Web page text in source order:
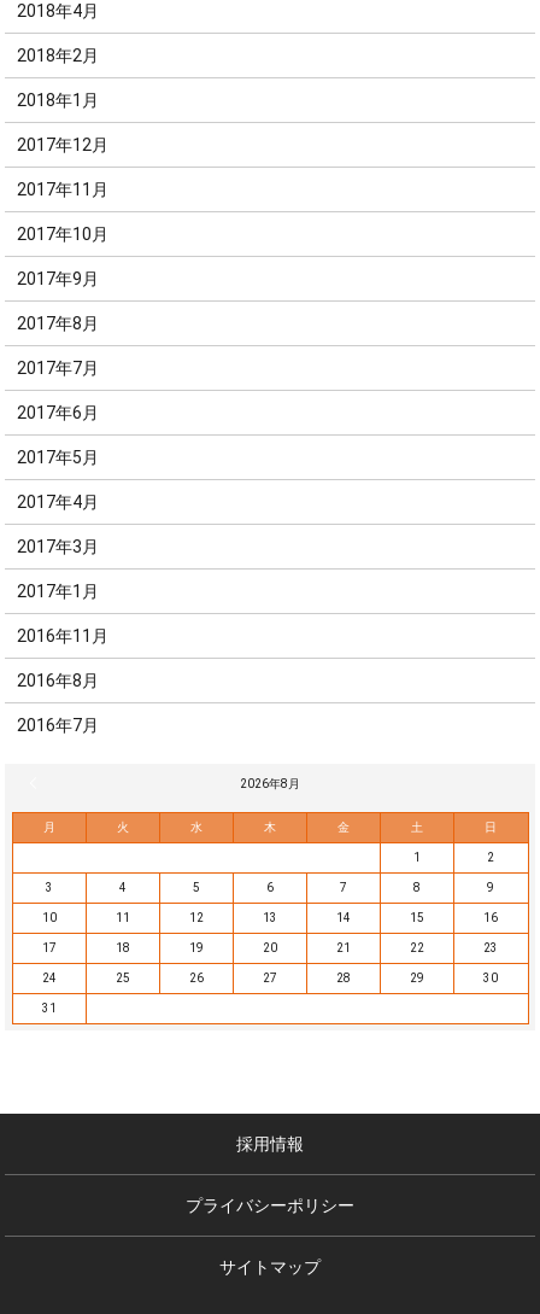
2018年4月
2018年2月
2018年1月
2017年12月
2017年11月
2017年10月
2017年9月
2017年8月
2017年7月
2017年6月
2017年5月
2017年4月
2017年3月
2017年1月
2016年11月
2016年8月
2016年7月
2026年8月
月 火 水 木 金 土 日
1 2
3 4 5 6 7 8 9
10 11 12 13 14 15 16
17 18 19 20 21 22 23
24 25 26 27 28 29 30
31
採用情報
プライバシーポリシー
サイトマップ